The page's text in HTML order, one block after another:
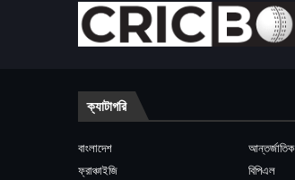
ক্যাটাগরি
বাংলাদেশ
আন্তর্জাতিক
ফ্রাঞ্চাইজি
বিপিএল